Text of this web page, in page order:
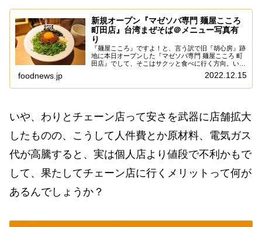
新規オープン『マゼソバ専門 麺屋こころ
町田店』台湾まぜそば＠メニュー写真有
り
『麺屋こころ』ですよ！と、言う訳で旧『胡心房』跡
地に本日オープンした『マゼソバ専門 麺屋こころ 町
田店』でして、そこはサクッと食べに行く方向。い
や、なんか前にも町田駅の北口ら辺に、台湾まぜそば
の店が出来た記憶だったのですが、それとは別の系
foodnews.jp 2022.12.15
いや、わりとチェーン店って安さを武器に店舗拡大
したものの、こうして人件費とか原材料、電気ガス
代が高騰すると、実は個人店より値段で不利かもで
して、果たしてチェーン店に行くメリットって何が
あるんでしょうか？